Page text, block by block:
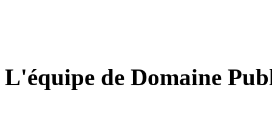
L'équipe de Domaine